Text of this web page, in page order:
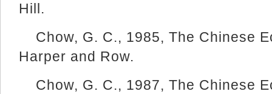
Hill.
Chow, G. C., 1985, The Chinese
Harper and Row.
Chow, G. C., 1987, The Chinese